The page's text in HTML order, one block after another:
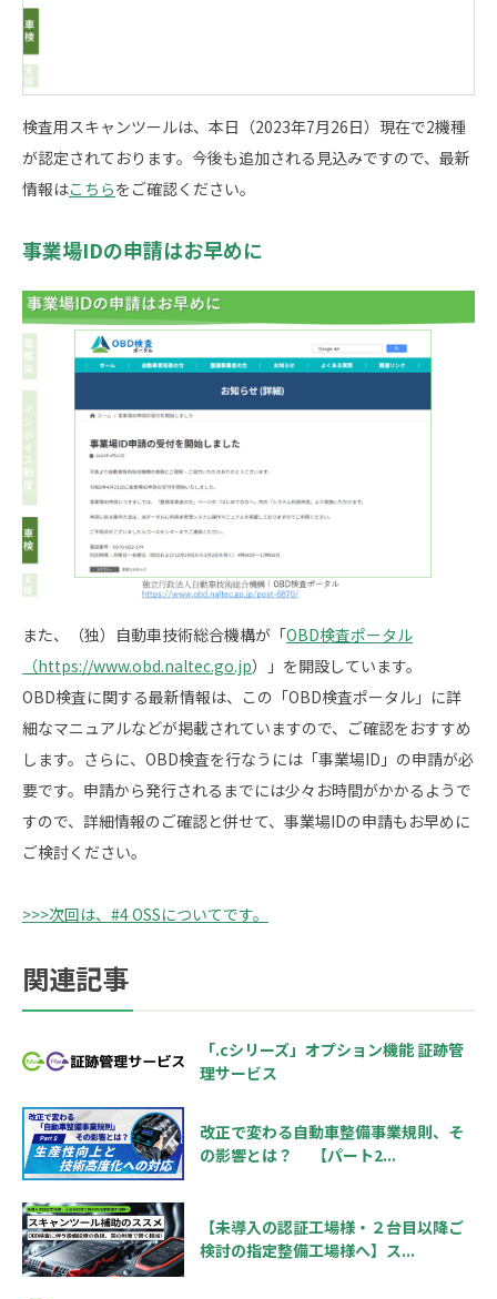
検査用スキャンツールは、本日（2023年7月26日）現在で2機種
が認定されております。今後も追加される見込みですので、最新
情報はこちらをご確認ください。
事業場IDの申請はお早めに
また、（独）自動車技術総合機構が「OBD検査ポータル
（https://www.obd.naltec.go.jp）」を開設しています。
OBD検査に関する最新情報は、この「OBD検査ポータル」に詳
細なマニュアルなどが掲載されていますので、ご確認をおすすめ
します。さらに、OBD検査を行なうには「事業場ID」の申請が必
要です。申請から発行されるまでには少々お時間がかかるようで
すので、詳細情報のご確認と併せて、事業場IDの申請もお早めに
ご検討ください。
>>>次回は、#4 OSSについてです。
関連記事
「.cシリーズ」オプション機能 証跡管
理サービス
改正で変わる自動車整備事業規則、そ
の影響とは？ 【パート2...
【未導入の認証工場様・２台目以降ご
検討の指定整備工場様へ】ス...